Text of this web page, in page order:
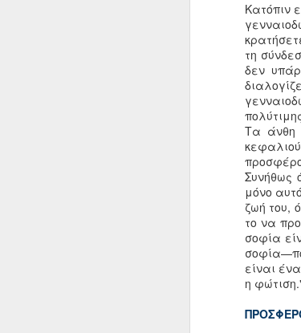
Κατόπιν
τη
δεν
Τα άνθη
Συνήθως
μόνο
ζωή του,
το να
σοφία
είναι
η
Ταξίδι
Απ’ όπουδήποτε και